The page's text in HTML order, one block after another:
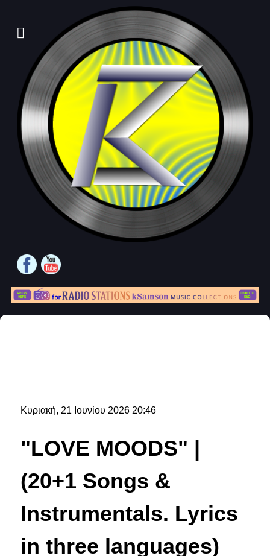
Κυριακή, 21 Ιουνίου 2026 20:46
"LOVE MOODS" |
(20+1 Songs &
Instrumentals. Lyrics
in three languages)